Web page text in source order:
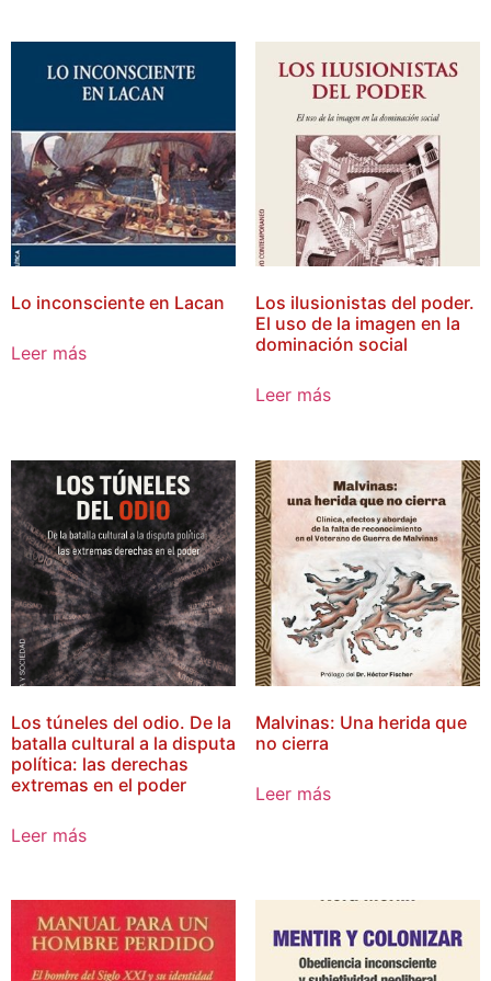
Lo inconsciente en Lacan
Leer más
Los ilusionistas del poder.
El uso de la imagen en la
dominación social
Leer más
Los túneles del odio. De la
batalla cultural a la disputa
política: las derechas
extremas en el poder
Leer más
Malvinas: Una herida que
no cierra
Leer más